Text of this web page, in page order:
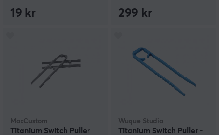
19 kr 299 kr
MaxCustom
Titanium Switch Puller
Wuque Studio
Titanium Switch Puller -